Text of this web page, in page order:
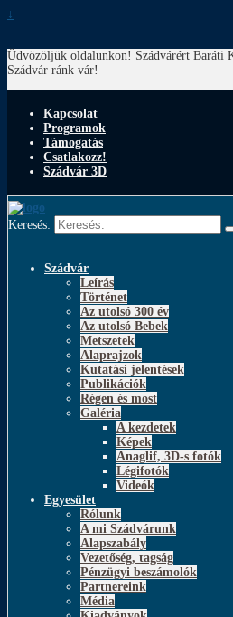
↓
Üdvözöljük oldalunkon! Szádvárért Baráti
Szádvár ránk vár!
Kapcsolat
Programok
Támogatás
Csatlakozz!
Szádvár 3D
Keresés:
Szádvár
Leírás
Történet
Az utolsó 300 év
Az utolsó Bebek
Metszetek
Alaprajzok
Kutatási jelentések
Publikációk
Régen és most
Galéria
A kezdetek
Képek
Anaglif, 3D-s fotók
Légifotók
Videók
Egyesület
Rólunk
A mi Szádvárunk
Alapszabály
Vezetőség, tagság
Pénzügyi beszámolók
Partnereink
Média